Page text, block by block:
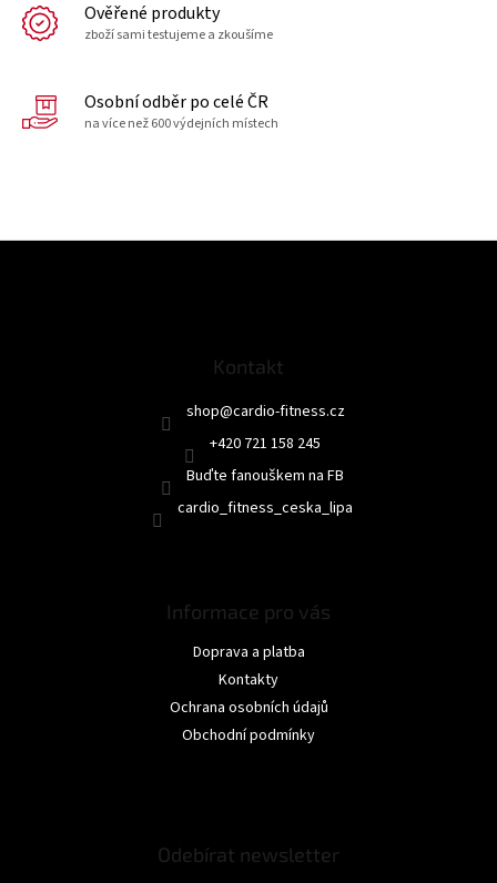
Ověřené produkty
zboží sami testujeme a zkoušíme
Osobní odběr po celé ČR
na více než 600 výdejních místech
Kontakt
shop@cardio-fitness.cz
+420 721 158 245
Buďte fanouškem na FB
cardio_fitness_ceska_lipa
Informace pro vás
Doprava a platba
Kontakty
Ochrana osobních údajů
Obchodní podmínky
Odebírat newsletter